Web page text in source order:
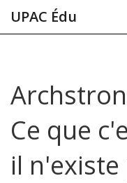
UPAC Édu
Ce que
il n'existe